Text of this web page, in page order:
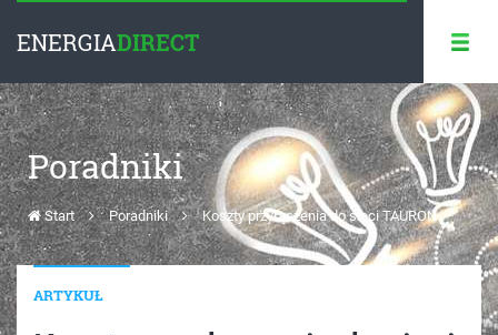
ENERGIADIRECT
Poradniki
Start Poradniki Koszty przyłączenia do sieci TAURON
ARTYKUŁ